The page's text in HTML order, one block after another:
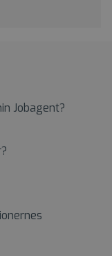
Jobagent?